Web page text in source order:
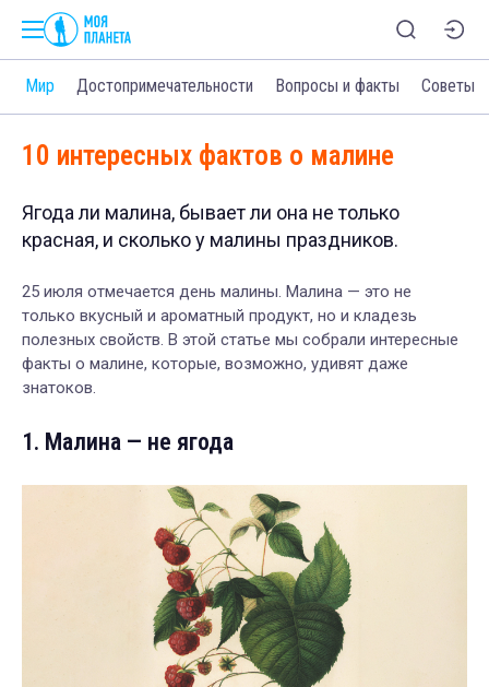
Мир Достопримечательности Вопросы и факты Советы
10 интересных фактов о малине
Ягода ли малина, бывает ли она не только
красная, и сколько у малины праздников.
25 июля отмечается день малины. Малина — это не
только вкусный и ароматный продукт, но и кладезь
полезных свойств. В этой статье мы собрали интересные
факты о малине, которые, возможно, удивят даже
знатоков.
1. Малина — не ягода